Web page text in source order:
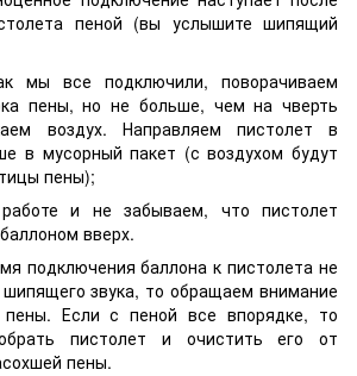
пеной (вы услышите шипящий
мы все подключили, поворачиваем
пены, но не больше, чем на чверть
воздух. Направляем пистолет в
в мусорный пакет (с воздухом будут
пены);
и не забываем, что пистолет
вверх.
подключения баллона к пистолета не
шипящего звука, то обращаем внимание
Если с пеной все впорядке, то
пистолет и очистить его от
пены.